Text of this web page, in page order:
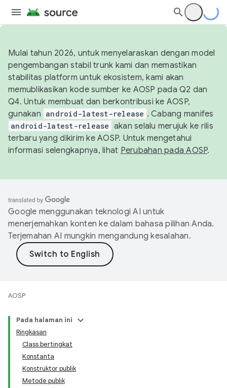
Mulai tahun 2026, untuk menyelaraskan dengan model
pengembangan stabil trunk kami dan memastikan
stabilitas platform untuk ekosistem, kami akan
memublikasikan kode sumber ke AOSP pada Q2 dan
Q4. Untuk membuat dan berkontribusi ke AOSP,
gunakan android-latest-release . Cabang manifes
android-latest-release akan selalu merujuk ke rilis
terbaru yang dikirim ke AOSP. Untuk mengetahui
informasi selengkapnya, lihat Perubahan pada AOSP.
Google menggunakan teknologi AI untuk
menerjemahkan konten ke dalam bahasa pilihan Anda.
Terjemahan AI mungkin mengandung kesalahan.
AOSP
Pada halaman ini
Ringkasan
Class bertingkat
Konstanta
Konstruktor publik
Metode publik